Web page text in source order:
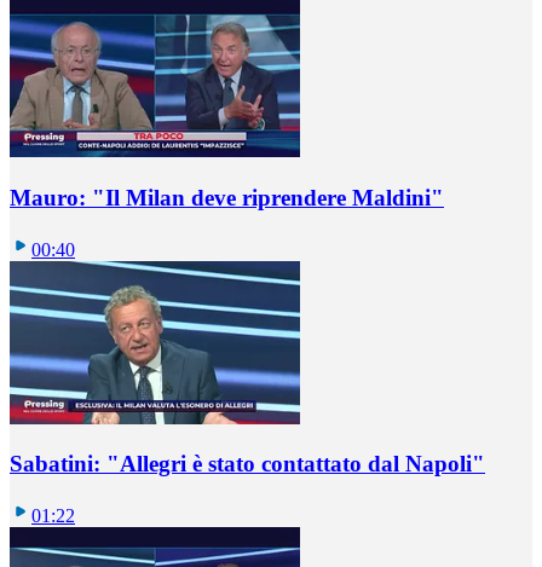
Mauro: "Il Milan deve riprendere Maldini"
00:40
Sabatini: "Allegri è stato contattato dal Napoli"
01:22